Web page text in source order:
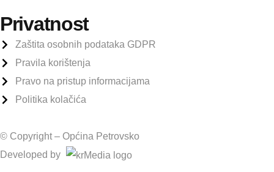
Privatnost
Zaštita osobnih podataka GDPR
Pravila korištenja
Pravo na pristup informacijama
Politika kolačića
© Copyright – Općina Petrovsko
Developed by